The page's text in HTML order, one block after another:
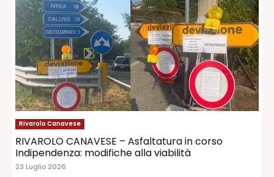
Rivarolo Canavese
RIVAROLO CANAVESE – Asfaltatura in corso
Indipendenza: modifiche alla viabilità
23 Luglio 2026